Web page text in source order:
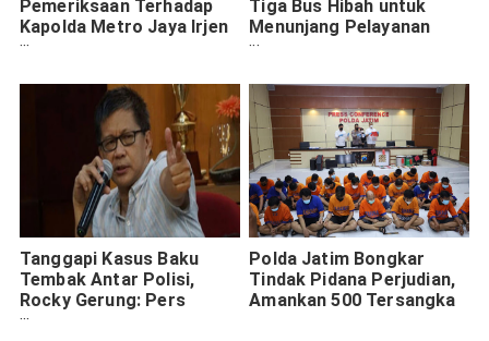
Pemeriksaan Terhadap
Kapolda Metro Jaya Irjen
Fadil Imran Kasus Brigadir
Tiga Bus Hibah untuk
Menunjang Pelayanan
Masyarakat
Tanggapi Kasus Baku
Tembak Antar Polisi,
Rocky Gerung: Pers
Harus Pisahkan Fakta dan
Polda Jatim Bongkar
Tindak Pidana Perjudian,
Amankan 500 Tersangka